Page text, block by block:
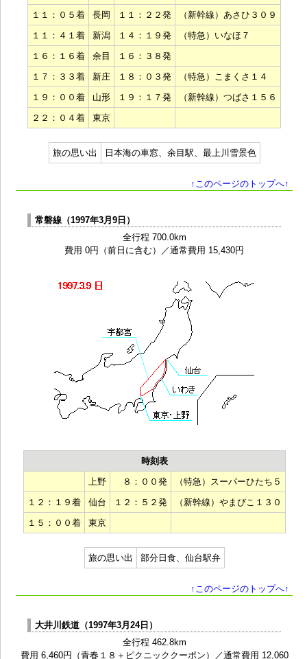
１１：０５着
長岡 １１：２２発
（新幹線）あさひ３０９
１１：４１着
新潟 １４：１９発
（特急）いなほ７
１６：１６着
余目
１６：３８発
１７：３３着
新庄 １８：０３発
（特急）こまくさ１４
１９：００着
山形 １９：１７発
（新幹線）つばさ１５６
２２：０４着
東京
旅の思い出 日本海の車窓、余目駅、最上川雪景色
↑このページのトップへ↑
常磐線（1997年3月9日）
全行程 700.0km
費用 0円（前日に含む）／通常費用 15,430円
時刻表
上野
８：００発
（特急）スーパーひたち５
１２：１９着
仙台 １２：５２発
（新幹線）やまびこ１３０
１５：００着
東京
旅の思い出 部分日食、仙台駅弁
↑このページのトップへ↑
大井川鉄道（1997年3月24日）
全行程 462.8km
費用 6,460円（青春１８＋ピクニッククーポン）／通常費用 12,060